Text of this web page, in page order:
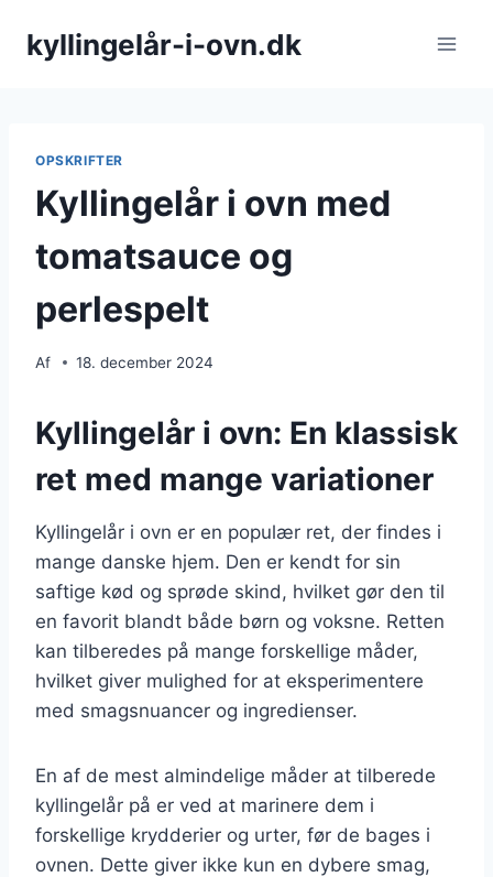
kyllingelår-i-ovn.dk
OPSKRIFTER
Kyllingelår i ovn med
tomatsauce og
perlespelt
Af 18. december 2024
Kyllingelår i ovn: En klassisk
ret med mange variationer
Kyllingelår i ovn er en populær ret, der findes i
mange danske hjem. Den er kendt for sin
saftige kød og sprøde skind, hvilket gør den til
en favorit blandt både børn og voksne. Retten
kan tilberedes på mange forskellige måder,
hvilket giver mulighed for at eksperimentere
med smagsnuancer og ingredienser.
En af de mest almindelige måder at tilberede
kyllingelår på er ved at marinere dem i
forskellige krydderier og urter, før de bages i
ovnen. Dette giver ikke kun en dybere smag,